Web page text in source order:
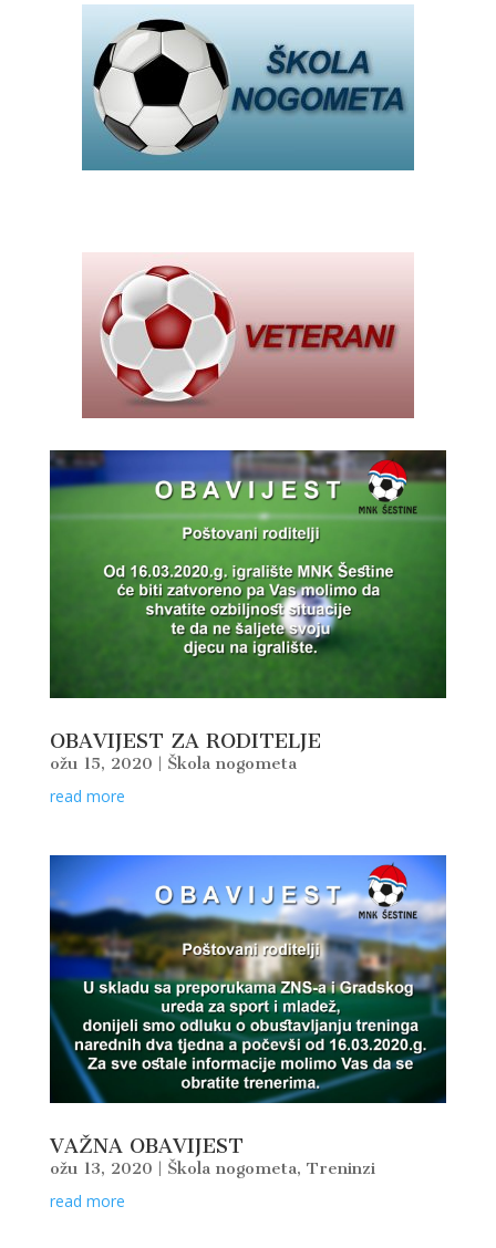
OBAVIJEST ZA RODITELJE
ožu 15, 2020 Škola nogometa
read more
VAŽNA OBAVIJEST
ožu 13, 2020 Škola nogometa, Treninzi
read more